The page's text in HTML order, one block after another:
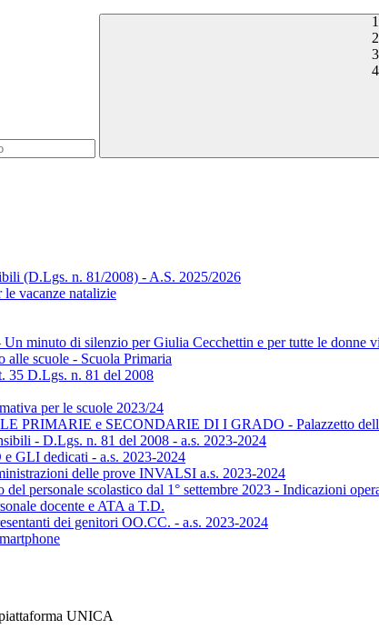
(D.Lgs. n. 81/2008) - A.S. 2025/2026
le vacanze natalizie
minuto di silenzio per Giulia Cecchettin e per tutte le donne
alle scuole - Scuola Primaria
35 D.Lgs. n. 81 del 2008
per le scuole 2023/24
PRIMARIE e SECONDARIE DI I GRADO - Palazzetto
- D.Lgs. n. 81 del 2008 - a.s. 2023-2024
GLI dedicati - a.s. 2023-2024
delle prove INVALSI a.s. 2023-2024
personale scolastico dal 1° settembre 2023 - Indicazioni
docente e ATA a T.D.
dei genitori OO.CC. - a.s. 2023-2024
UNICA